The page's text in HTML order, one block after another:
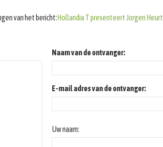
van het bericht:Hollandia T presenteert Jorgen
Naam van de ontvanger:
E-mail adres van de ontvanger:
Uw naam: